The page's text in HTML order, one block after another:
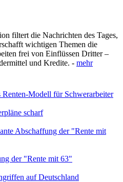
filtert die Nachrichten des Tages,
wichtigen Themen die
frei von Einflüssen Dritter –
und Kredite. - mehr
Renten-Modell für Schwerarbeiter
scharf
Abschaffung der "Rente mit
der "Rente mit 63"
auf Deutschland